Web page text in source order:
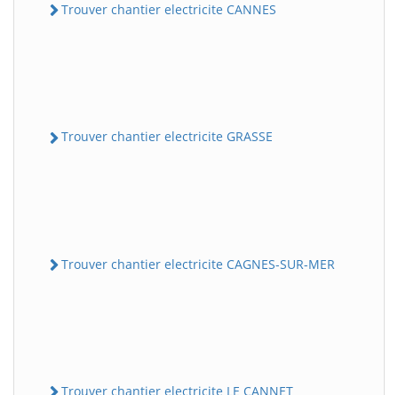
Trouver chantier electricite CANNES
Trouver chantier electricite GRASSE
Trouver chantier electricite CAGNES-SUR-MER
Trouver chantier electricite LE CANNET